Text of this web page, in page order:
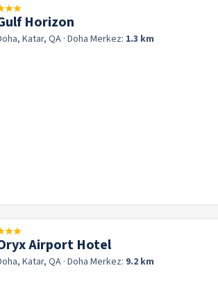
Horizon
Katar, QA· Doha Merkez: 1.3 km
Airport Hotel
Katar, QA· Doha Merkez: 9.2 km